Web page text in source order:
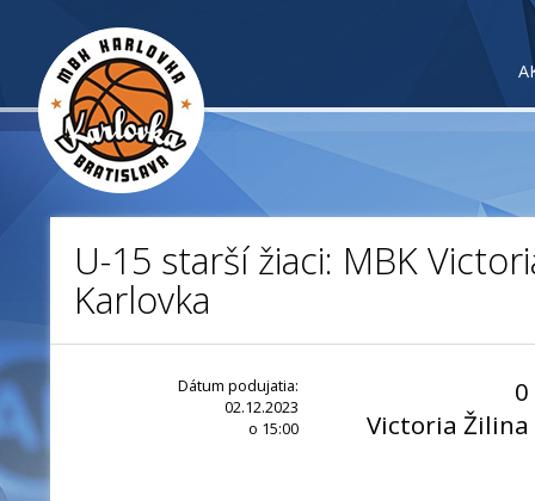
U-15 starší žiaci: MBK
Karlovka
Dátum podujatia:
02.12.2023
o 15:00
0
Victoria Žilina